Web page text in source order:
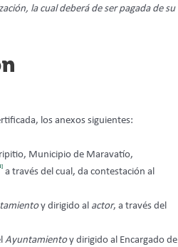
la cual deberá de ser pagada de su
los anexos siguientes:
Municipio de Maravatío,
a través del cual, da contestación al
y dirigido al actor, a través del
Ayuntamientoy dirigido al Encargado de